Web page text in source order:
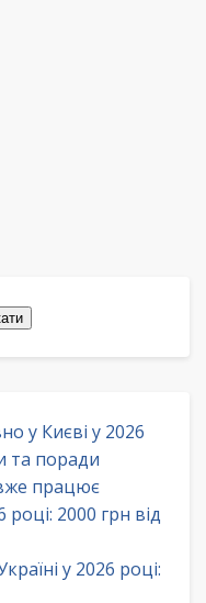
у Києві у 2026
та поради
працює
році: 2000 грн від
у 2026 році: